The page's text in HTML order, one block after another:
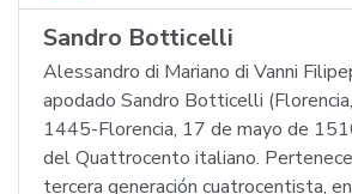
Sandro Botticelli
Alessandro di Mariano di Vanni
apodado Sandro Botticelli
1445-Florencia, 17 de mayo de
del Quattrocento italiano.
tercera generación cuatrocentista,